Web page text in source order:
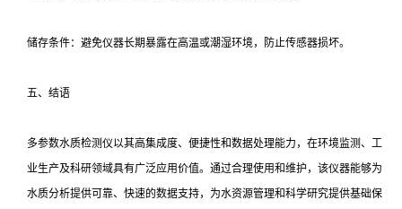
储存条件：避免仪器长期暴露在高温或潮湿环境，防止传感器损坏。
五、结语
多参数水质检测仪以其高集成度、便捷性和数据处理能力，在环境监测、工
业生产及科研领域具有广泛应用价值。通过合理使用和维护，该仪器能够为
水质分析提供可靠、快速的数据支持，为水资源管理和科学研究提供基础保